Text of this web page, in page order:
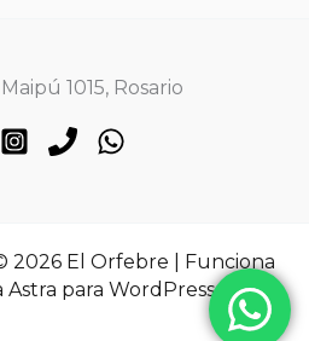
Maipú 1015, Rosario
2026 El Orfebre | Funciona
Astra para WordPress